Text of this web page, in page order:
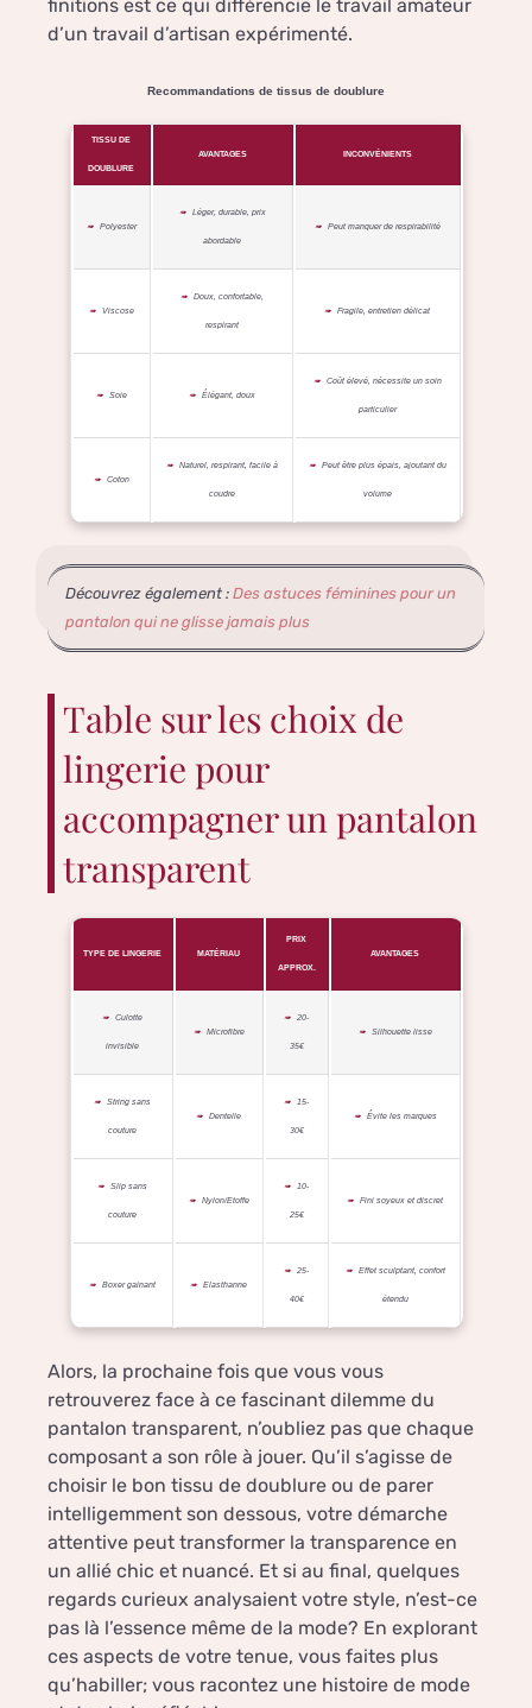
finitions est ce qui différencie le travail amateur
d’un travail d’artisan expérimenté.
Recommandations de tissus de doublure
TISSU DE
DOUBLURE
AVANTAGES INCONVÉNIENTS
Polyester
Léger, durable, prix
abordable
Peut manquer de respirabilité
Viscose
Doux, confortable,
respirant
Fragile, entretien délicat
Soie Élégant, doux
Coût élevé, nécessite un soin
particulier
Coton
Naturel, respirant, facile à
coudre
Peut être plus épais, ajoutant du
volume
Découvrez également : Des astuces féminines pour un
pantalon qui ne glisse jamais plus
Table sur les choix de
lingerie pour
accompagner un pantalon
transparent
TYPE DE LINGERIE MATÉRIAU
PRIX
APPROX.
AVANTAGES
Culotte
invisible
Microfibre
20-
35€
Silhouette lisse
String sans
couture
Dentelle
15-
30€
Évite les marques
Slip sans
couture
Nylon/Etoffe
10-
25€
Fini soyeux et discret
Boxer gainant Elasthanne
25-
40€
Effet sculptant, confort
étendu
Alors, la prochaine fois que vous vous
retrouverez face à ce fascinant dilemme du
pantalon transparent, n’oubliez pas que chaque
composant a son rôle à jouer. Qu’il s’agisse de
choisir le bon tissu de doublure ou de parer
intelligemment son dessous, votre démarche
attentive peut transformer la transparence en
un allié chic et nuancé. Et si au final, quelques
regards curieux analysaient votre style, n’est-ce
pas là l’essence même de la mode? En explorant
ces aspects de votre tenue, vous faites plus
qu’habiller; vous racontez une histoire de mode